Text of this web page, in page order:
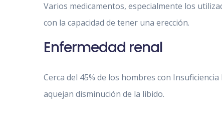
Varios medicamentos, especialmente los
con la capacidad de tener una erección.
Enfermedad renal
Cerca del 45% de los hombres con
aquejan disminución de la libido.